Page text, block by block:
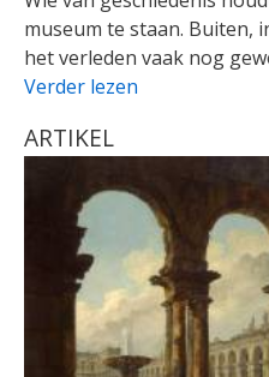
museum te staan. Buiten,
het verleden vaak nog
Verder lezen
ARTIKEL